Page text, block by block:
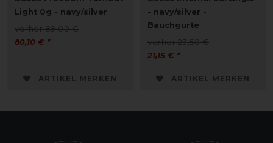
Light 0g - navy/silver
vorher 89,00 €
80,10 € *
ARTIKEL MERKEN
- navy/silver -
Bauchgurte
vorher 23,50 €
21,15 € *
ARTIKEL MERKEN